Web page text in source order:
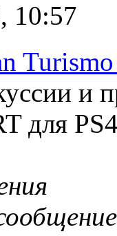
10:57
Turismo
и
для